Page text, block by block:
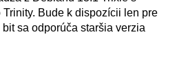
Bude k dispozícii len pre
sa odporúča staršia verzia